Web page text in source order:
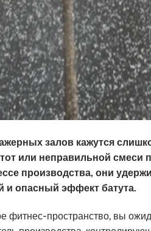
залов кажутся
или неправильной смеси
производства, они
и опасный эффект батута.
фитнес-пространство, вы